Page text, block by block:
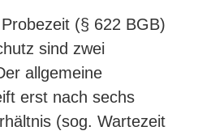
(§ 622 BGB)
sind zwei
allgemeine
erst nach sechs
(sog. Wartezeit